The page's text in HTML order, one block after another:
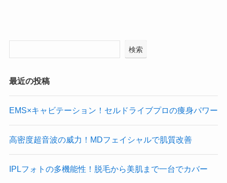
検索
最近の投稿
EMS×キャビテーション！セルドライブプロの痩身パワー
高密度超音波の威力！MDフェイシャルで肌質改善
IPLフォトの多機能性！脱毛から美肌まで一台でカバー